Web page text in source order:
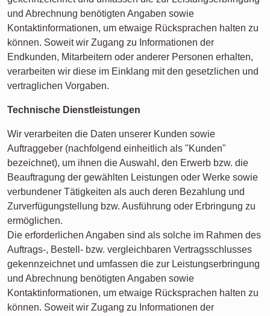
und Abrechnung benötigten Angaben sowie
Kontaktinformationen, um etwaige Rücksprachen halten zu
können. Soweit wir Zugang zu Informationen der
Endkunden, Mitarbeitern oder anderer Personen erhalten,
verarbeiten wir diese im Einklang mit den gesetzlichen und
vertraglichen Vorgaben.
Technische Dienstleistungen
Wir verarbeiten die Daten unserer Kunden sowie
Auftraggeber (nachfolgend einheitlich als "Kunden"
bezeichnet), um ihnen die Auswahl, den Erwerb bzw. die
Beauftragung der gewählten Leistungen oder Werke sowie
verbundener Tätigkeiten als auch deren Bezahlung und
Zurverfügungstellung bzw. Ausführung oder Erbringung zu
ermöglichen.
Die erforderlichen Angaben sind als solche im Rahmen des
Auftrags-, Bestell- bzw. vergleichbaren Vertragsschlusses
gekennzeichnet und umfassen die zur Leistungserbringung
und Abrechnung benötigten Angaben sowie
Kontaktinformationen, um etwaige Rücksprachen halten zu
können. Soweit wir Zugang zu Informationen der